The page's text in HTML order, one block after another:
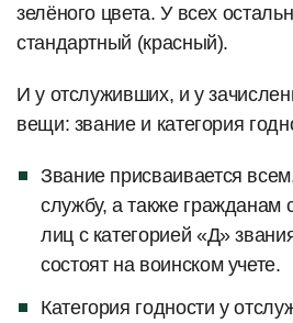
зелёного цвета. У всех
стандартный (красный).
И у отслуживших, и у
вещи: звание и категория
Звание присваивается
службу, а также гражданам
лиц с категорией «Д»
состоят на воинском учете.
Категория годности у